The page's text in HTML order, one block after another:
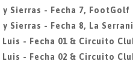
Sierras - Fecha 7, FootGolf
Sierras - Fecha 8, La
- Fecha 01 & Circuito
- Fecha 02 & Circuito